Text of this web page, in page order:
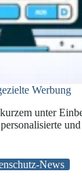
Werbung
unter
News